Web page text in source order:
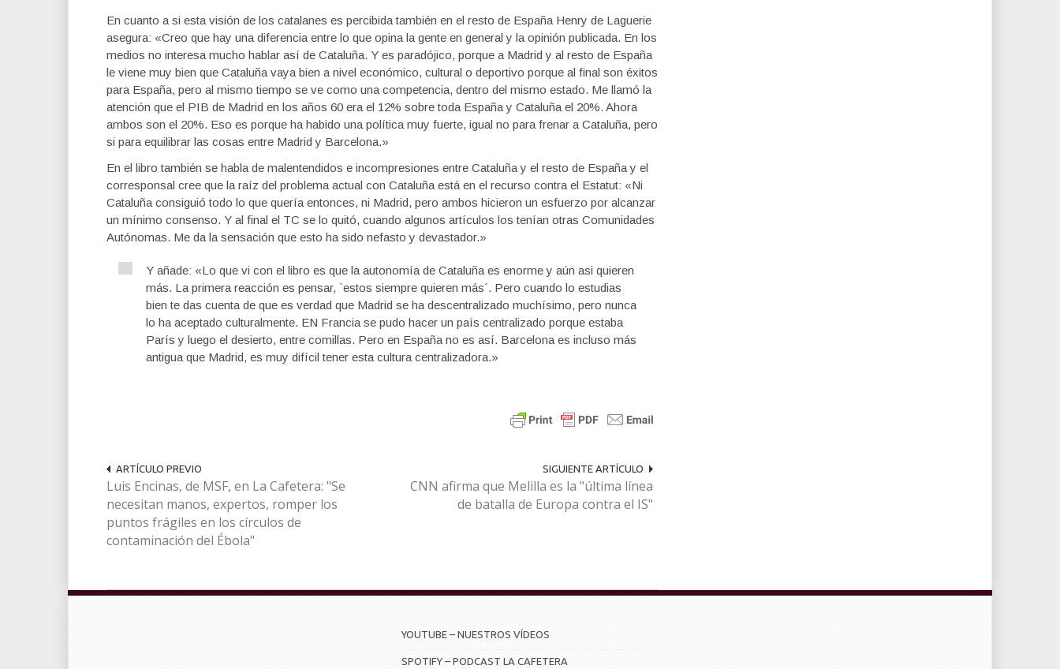
En cuanto a si esta visión de los catalanes es percibida también en el resto de España Henry de Laguerie
asegura: «Creo que hay una diferencia entre lo que opina la gente en general y la opinión publicada. En los
medios no interesa mucho hablar así de Cataluña. Y es paradójico, porque a Madrid y al resto de España
le viene muy bien que Cataluña vaya bien a nivel económico, cultural o deportivo porque al final son éxitos
para España, pero al mismo tiempo se ve como una competencia, dentro del mismo estado. Me llamó la
atención que el PIB de Madrid en los años 60 era el 12% sobre toda España y Cataluña el 20%. Ahora
ambos son el 20%. Eso es porque ha habido una política muy fuerte, igual no para frenar a Cataluña, pero
si para equilibrar las cosas entre Madrid y Barcelona.»
En el libro también se habla de malentendidos e incompresiones entre Cataluña y el resto de España y el
corresponsal cree que la raíz del problema actual con Cataluña está en el recurso contra el Estatut: «Ni
Cataluña consiguió todo lo que quería entonces, ni Madrid, pero ambos hicieron un esfuerzo por alcanzar
un mínimo consenso. Y al final el TC se lo quitó, cuando algunos artículos los tenían otras Comunidades
Autónomas. Me da la sensación que esto ha sido nefasto y devastador.»
Y añade: «Lo que vi con el libro es que la autonomía de Cataluña es enorme y aún asi quieren
más. La primera reacción es pensar, `estos siempre quieren más´. Pero cuando lo estudias
bien te das cuenta de que es verdad que Madrid se ha descentralizado muchísimo, pero nunca
lo ha aceptado culturalmente. EN Francia se pudo hacer un país centralizado porque estaba
París y luego el desierto, entre comillas. Pero en España no es así. Barcelona es incluso más
antigua que Madrid, es muy difícil tener esta cultura centralizadora.»
ARTÍCULO PREVIO
Luis Encinas, de MSF, en La Cafetera: "Se
necesitan manos, expertos, romper los
puntos frágiles en los círculos de
contaminación del Ébola"
SIGUIENTE ARTÍCULO
CNN afirma que Melilla es la "última línea
de batalla de Europa contra el IS"
YOUTUBE – NUESTROS VÍDEOS
SPOTIFY – PODCAST LA CAFETERA